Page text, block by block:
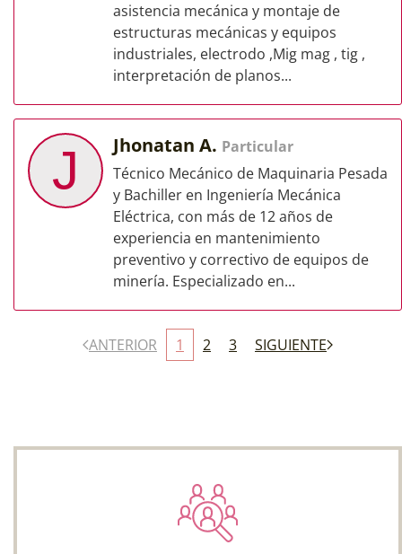
asistencia mecánica y montaje de
estructuras mecánicas y equipos
industriales, electrodo ,Mig mag , tig ,
interpretación de planos...
J Jhonatan A. Particular
Técnico Mecánico de Maquinaria Pesada
y Bachiller en Ingeniería Mecánica
Eléctrica, con más de 12 años de
experiencia en mantenimiento
preventivo y correctivo de equipos de
minería. Especializado en...
ANTERIOR 1 2 3 SIGUIENTE